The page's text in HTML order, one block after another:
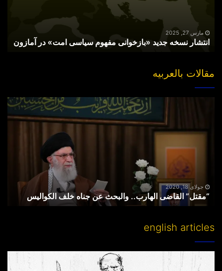
آمازونمارس 27, 2025
انتشار نسخه جدید «بازخوانی مفهوم سیاسی امت» در آمازون
مقالات بالعربیه
والبحث
جولای 18, 2020
“مقتل” القاضی الهارب.. والبحث عن جناه خلف الکوالیس
english articles
others’